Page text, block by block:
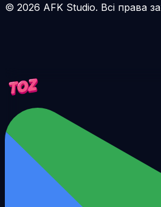
© 2026 AFK Studio. Всі права